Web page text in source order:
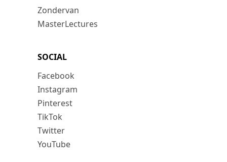
Zondervan
MasterLectures
SOCIAL
Facebook
Instagram
Pinterest
TikTok
Twitter
YouTube